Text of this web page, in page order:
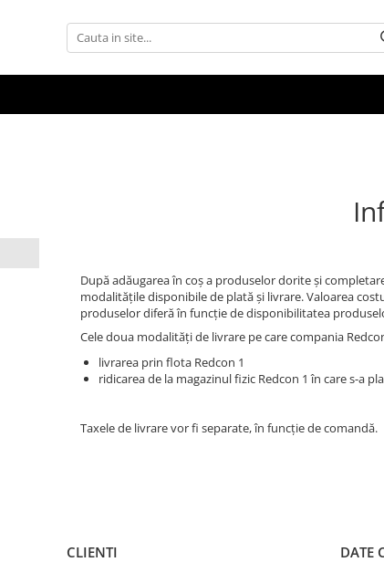
După adăugarea în coș a produselor dorite și
modalitățile disponibile de plată și livrare. Valoarea
produselor diferă în funcție de disponibilitatea
Cele doua modalități de livrare pe care compania
livrarea prin flota Redcon 1
ridicarea de la magazinul fizic Redcon 1 în care s-a
Taxele de livrare vor fi separate, în funcție de comandă.
CLIENTI DATE